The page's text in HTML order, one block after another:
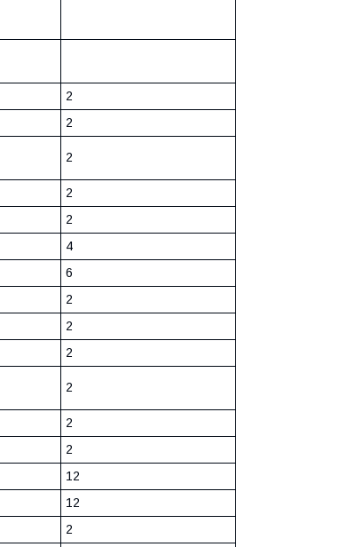
2
2
2
2
2
4
6
2
2
2
2
2
2
12
12
2